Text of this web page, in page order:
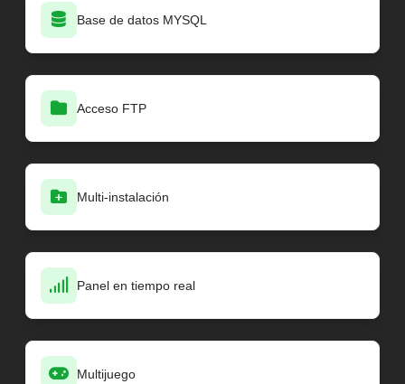
Base de datos MYSQL
Acceso FTP
Multi-instalación
Panel en tiempo real
Multijuego